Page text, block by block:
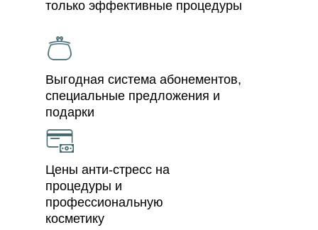
только эффективные процедуры
Выгодная система абонементов,
специальные предложения и
подарки
Цены анти-стресс на
процедуры и
профессиональную
косметику